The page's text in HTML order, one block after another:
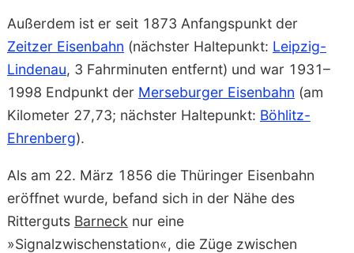
Außerdem ist er seit 1873 Anfangspunkt der
Zeitzer Eisen­bahn (nächster Haltepunkt: Leipzig-
Lindenau, 3 Fahr­minuten entfernt) und war 1931–
1998 Endpunkt der Merseburger Eisenbahn (am
Kilometer 27,73; nächster Halte­punkt: Böhlitz-
Ehrenberg).
Als am 22. März 1856 die Thüringer Eisenbahn
eröffnet wurde, befand sich in der Nähe des
Ritterguts Barneck nur eine
»Signalzwischenstation«, die Züge zwischen